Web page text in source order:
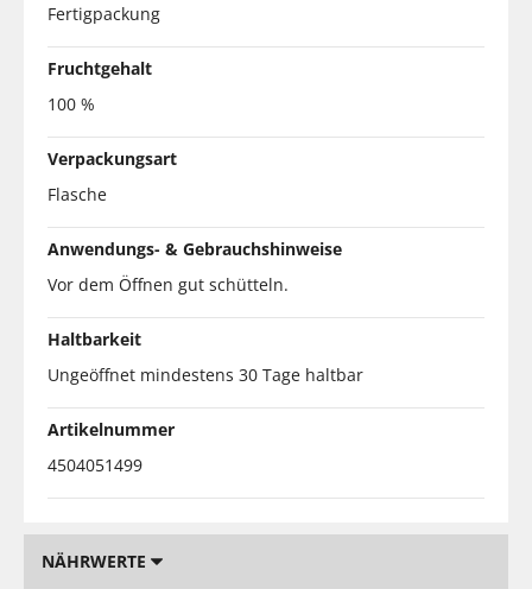
Fertigpackung
Fruchtgehalt
100 %
Verpackungsart
Flasche
Anwendungs- & Gebrauchshinweise
Vor dem Öffnen gut schütteln.
Haltbarkeit
Ungeöffnet mindestens 30 Tage haltbar
Artikelnummer
4504051499
NÄHRWERTE